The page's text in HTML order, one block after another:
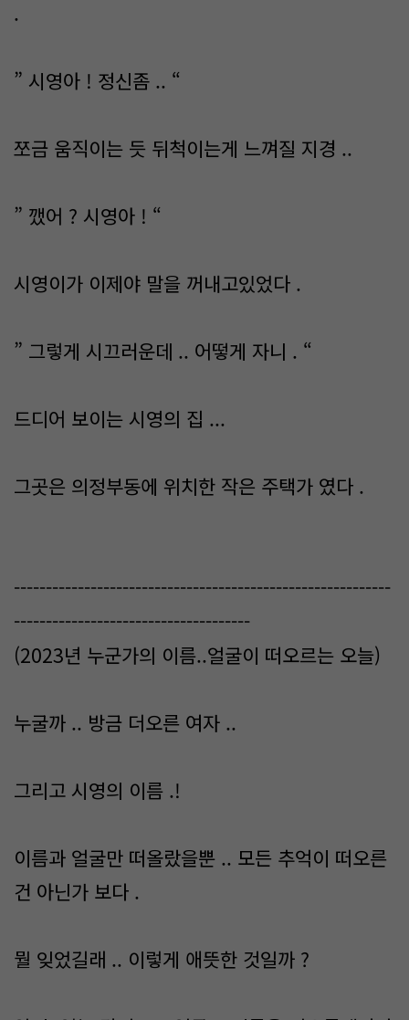
.
” 시영아 ! 정신좀 .. “
쪼금 움직이는 듯 뒤척이는게 느껴질 지경 ..
” 깼어 ? 시영아 ! “
시영이가 이제야 말을 꺼내고있었다 .
” 그렇게 시끄러운데 .. 어떻게 자니 . “
드디어 보이는 시영의 집 ...
그곳은 의정부동에 위치한 작은 주택가 였다 .
-----------------------------------------------------------
-------------------------------------
(2023년 누군가의 이름..얼굴이 떠오르는 오늘)
누굴까 .. 방금 더오른 여자 ..
그리고 시영의 이름 .!
이름과 얼굴만 떠올랐을뿐 .. 모든 추억이 떠오른
건 아닌가 보다 .
뭘 잊었길래 .. 이렇게 애뜻한 것일까 ?